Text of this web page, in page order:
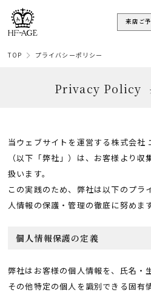
来店ご
TOP プライバシーポリシー
Privacy Policy
当ウェブサイトを運営する株式会社
（以下「弊社」）は、お客様より
扱います。
この実践のため、弊社は以下のプラ
人情報の保護・管理の徹底に努めます
個人情報保護の定義
弊社はお客様の個人情報を、氏名・
その他特定の個人を識別できる固有